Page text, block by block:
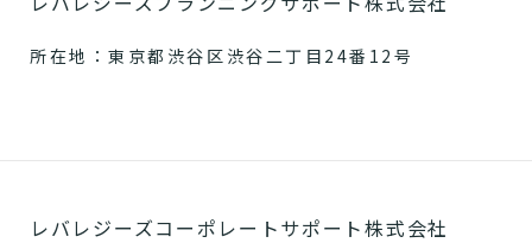
所在地：東京都渋谷区渋谷二丁目24番12号
レバレジーズコーポレートサポート株式会社